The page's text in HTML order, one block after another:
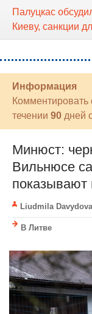
Палуцкас
Киеву, санкции
Информация
Комментировать
течении 90 дней
Минюст:
Вильнюсе
показывают
Liudmila Davydova
В Литве